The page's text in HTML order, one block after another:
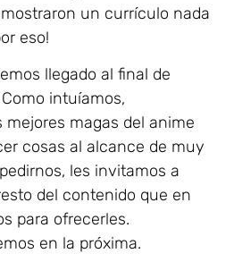
un currículo nada
eso!
llegado al final de
intuíamos,
mejores magas del anime
cosas al alcance de muy
les invitamos a
del contenido que en
para ofrecerles.
en la próxima.